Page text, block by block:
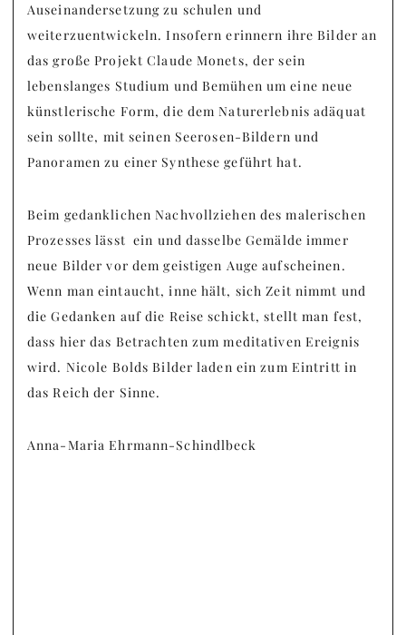
Auseinandersetzung zu schulen und
weiterzuentwickeln. Insofern erinnern ihre Bilder an
das große Projekt Claude Monets, der sein
lebenslanges Studium und Bemühen um eine neue
künstlerische Form, die dem Naturerlebnis adäquat
sein sollte, mit seinen Seerosen-Bildern und
Panoramen zu einer Synthese geführt hat.
Beim gedanklichen Nachvollziehen des malerischen
Prozesses lässt ein und dasselbe Gemälde immer
neue Bilder vor dem geistigen Auge aufscheinen.
Wenn man eintaucht, inne hält, sich Zeit nimmt und
die Gedanken auf die Reise schickt, stellt man fest,
dass hier das Betrachten zum meditativen Ereignis
wird. Nicole Bolds Bilder laden ein zum Eintritt in
das Reich der Sinne.
Anna-Maria Ehrmann-Schindlbeck